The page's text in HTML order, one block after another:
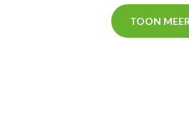
TOON MEER